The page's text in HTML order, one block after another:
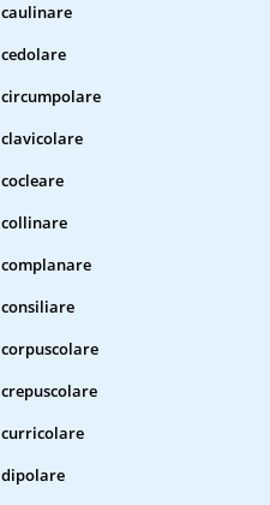
caulinare
cedolare
circumpolare
clavicolare
cocleare
collinare
complanare
consiliare
corpuscolare
crepuscolare
curricolare
dipolare